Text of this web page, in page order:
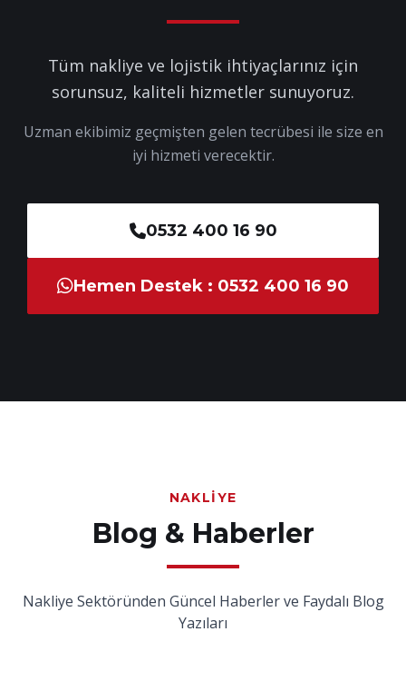
Tüm nakliye ve lojistik ihtiyaçlarınız için
sorunsuz, kaliteli hizmetler sunuyoruz.
Uzman ekibimiz geçmişten gelen tecrübesi ile size en
iyi hizmeti verecektir.
0532 400 16 90
Hemen Destek : 0532 400 16 90
NAKLIYE
Blog & Haberler
Nakliye Sektöründen Güncel Haberler ve Faydalı Blog
Yazıları